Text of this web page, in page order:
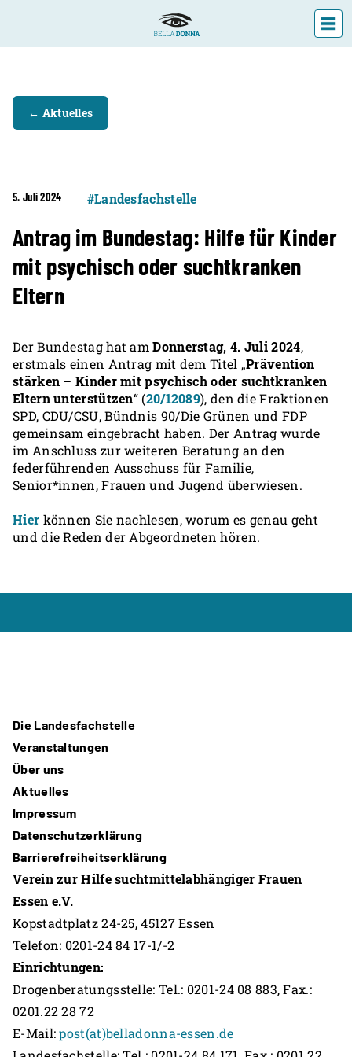
DIE LANDESFACHSTELLE
VERANSTALTUNGEN
AKTUELLES
← Aktuelles
5. Juli 2024 #Landesfachstelle
Antrag im Bundestag: Hilfe für Kinder
mit psychisch oder suchtkranken
Eltern
Der Bundestag hat amDonnerstag, 4. Juli 2024,
erstmals einen Antrag mit dem Titel „Prävention
stärken – Kinder mit psychisch oder suchtkranken
Eltern unterstützen“ (20/12089), den die Fraktionen
SPD, CDU/CSU, Bündnis 90/Die Grünen und FDP
gemeinsam eingebracht haben. Der Antrag wurde
im Anschluss zur weiteren Beratung an den
federführenden Ausschuss für Familie,
Senior*innen, Frauen und Jugend überwiesen.
Hier können Sie nachlesen, worum es genau geht
und die Reden der Abgeordneten hören.
Die Landesfachstelle
Veranstaltungen
Über uns
Aktuelles
Impressum
Datenschutzerklärung
Barrierefreiheitserklärung
Verein zur Hilfe suchtmittelabhängiger Frauen
Essen e.V.
Kopstadtplatz 24-25, 45127 Essen
Telefon: 0201-24 84 17-1/-2
Einrichtungen:
Drogenberatungsstelle: Tel.: 0201-24 08 883, Fax.:
0201.22 28 72
E-Mail:post(at)belladonna-essen.de